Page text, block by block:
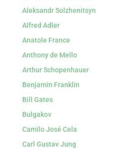
Aleksandr Solzhenitsyn
Alfred Adler
Anatole France
Anthony de Mello
Arthur Schopenhauer
Benjamin Franklin
Bill Gates
Bulgakov
Camilo José Cela
Carl Gustav Jung